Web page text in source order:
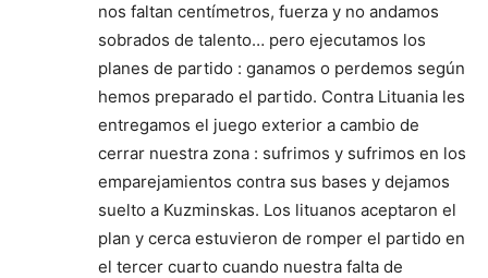
nos faltan centímetros, fuerza y no andamos
sobrados de talento… pero ejecutamos los
planes de partido : ganamos o perdemos según
hemos preparado el partido. Contra Lituania les
entregamos el juego exterior a cambio de
cerrar nuestra zona : sufrimos y sufrimos en los
emparejamientos contra sus bases y dejamos
suelto a Kuzminskas. Los lituanos aceptaron el
plan y cerca estuvieron de romper el partido en
el tercer cuarto cuando nuestra falta de